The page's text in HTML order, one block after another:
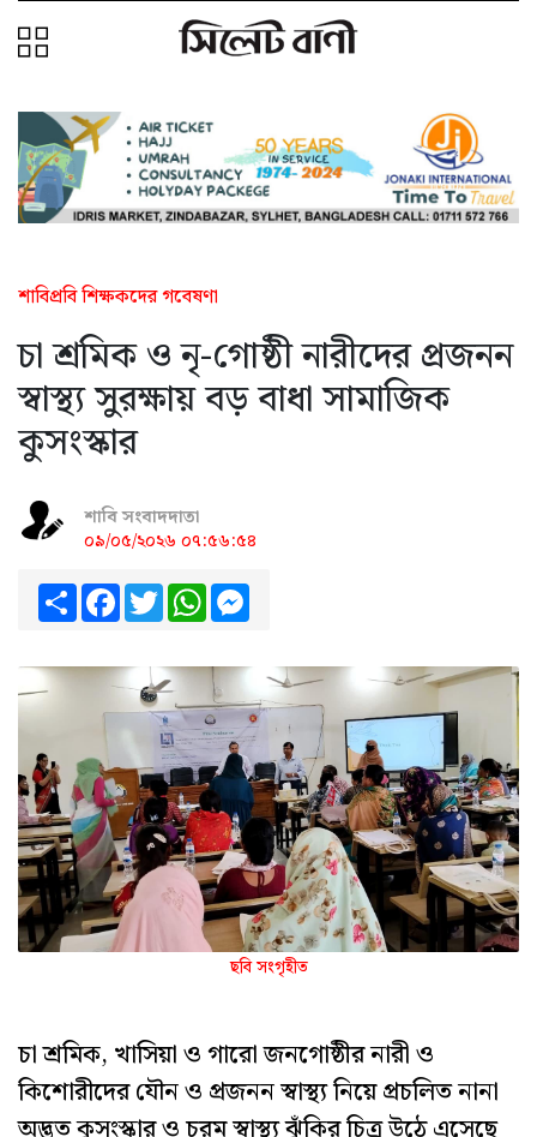
শাবিপ্রবি শিক্ষকদের গবেষণা
চা শ্রমিক ও নৃ-গোষ্ঠী নারীদের প্রজনন
স্বাস্থ্য সুরক্ষায় বড় বাধা সামাজিক
কুসংস্কার
শাবি সংবাদদাতা
০৯/০৫/২০২৬ ০৭:৫৬:৫৪
ShareFacebook
TwitterWhatsApp
ছবি সংগৃহীত
চা শ্রমিক, খাসিয়া ও গারো জনগোষ্ঠীর নারী ও
কিশোরীদের যৌন ও প্রজনন স্বাস্থ্য নিয়ে প্রচলিত নানা